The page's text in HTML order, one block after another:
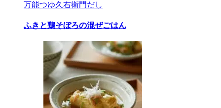
万能つゆ久右衛門だし
ふきと鶏そぼろの混ぜごはん